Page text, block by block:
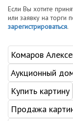
Если Вы хотите
или заявку на
зарегистрироваться.
Комаров
Аукционный
Купить картину
Продажа